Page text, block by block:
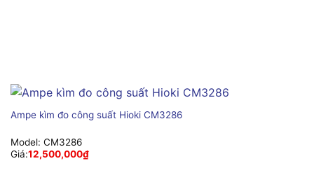
Ampe kìm đo công suất Hioki CM3286
Model: CM3286
Giá:12,500,000₫